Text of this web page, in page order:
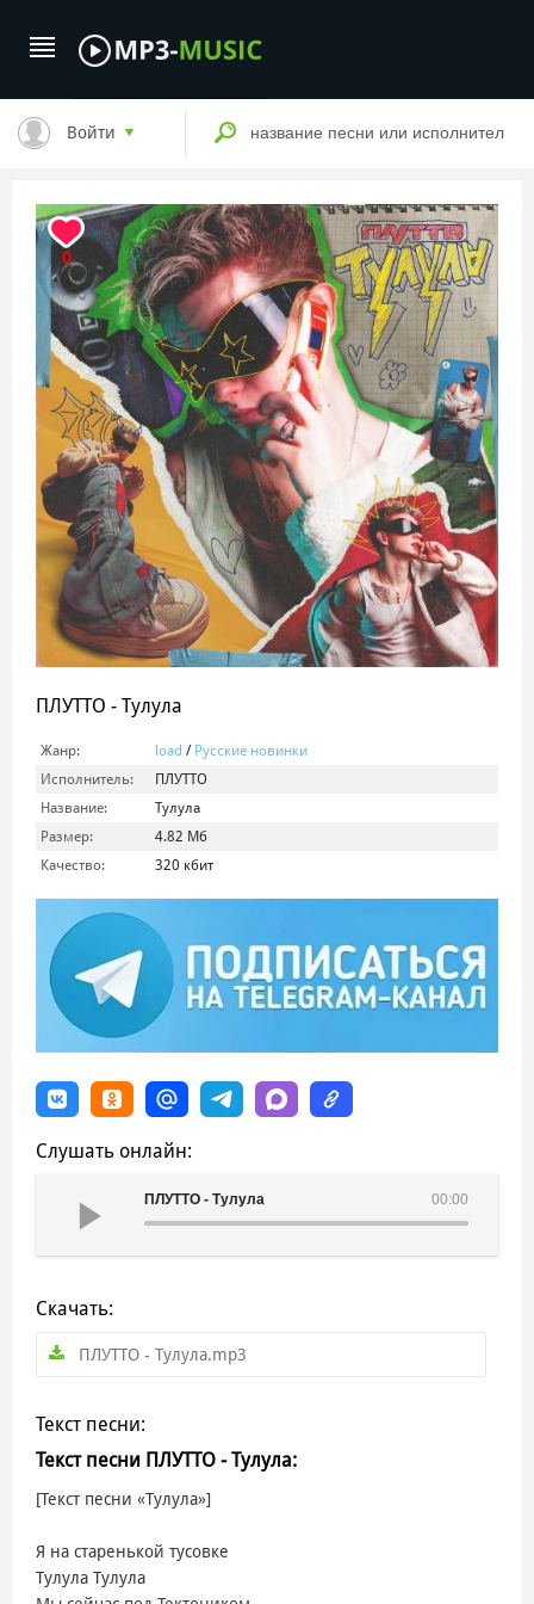
Войти
0
ПЛУТТО - Тулула
Жанр: load / Русские новинки
Исполнитель:
ПЛУТТО
Название:
Тулула
Размер:
4.82 Мб
Качество:
320 кбит
Слушать онлайн:
00:00
ПЛУТТО - Тулула
Скачать:
ПЛУТТО - Тулула.mp3
Текст песни:
Текст песни ПЛУТТО - Тулула:
[Текст песни «Тулула»]
Я на старенькой тусовке
Тулула Тулула